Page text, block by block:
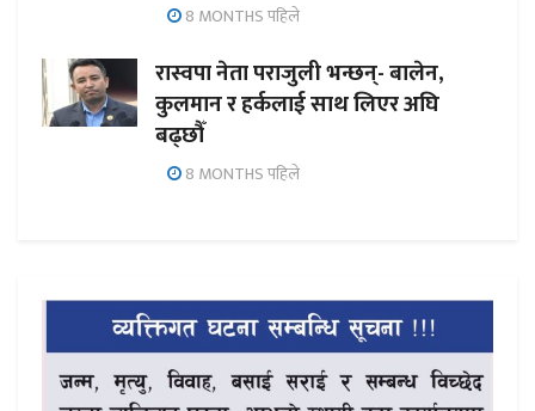
8 MONTHS पहिले
रास्वपा नेता पराजुली भन्छन्- बालेन,
कुलमान र हर्कलाई साथ लिएर अघि
बढ्छौँ
8 MONTHS पहिले